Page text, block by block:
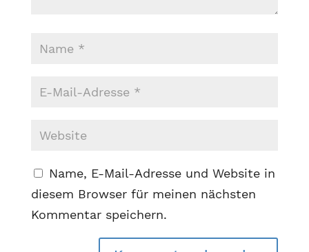
Name, E-Mail-Adresse und Website in
diesem Browser für meinen nächsten
Kommentar speichern.